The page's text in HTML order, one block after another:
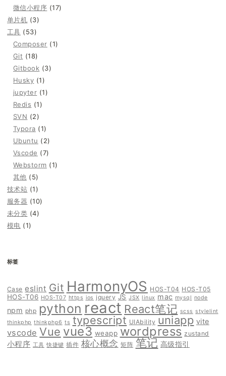
微信小程序 (17)
单片机 (3)
工具 (53)
Composer (1)
Git (18)
Gitbook (3)
Husky (1)
jupyter (1)
Redis (1)
SVN (2)
Typora (1)
Ubuntu (2)
Vscode (7)
Webstorm (1)
其他 (5)
技术站 (1)
服务器 (10)
未分类 (4)
模电 (1)
标签
Case eslint Git HarmonyOS HOS-T04 HOS-T05
HOS-T06 HOS-T07 https ios jquery JS JSX linux mac mysql node
npm php python react React笔记 scss stylelint
thinkphp thinkphp6 ts typescript UIAbility uniapp vite
vscode Vue vue3 weapp wordpress zustand
小程序 工具 快捷键 插件 核心概念 矩阵 笔记 高级指引